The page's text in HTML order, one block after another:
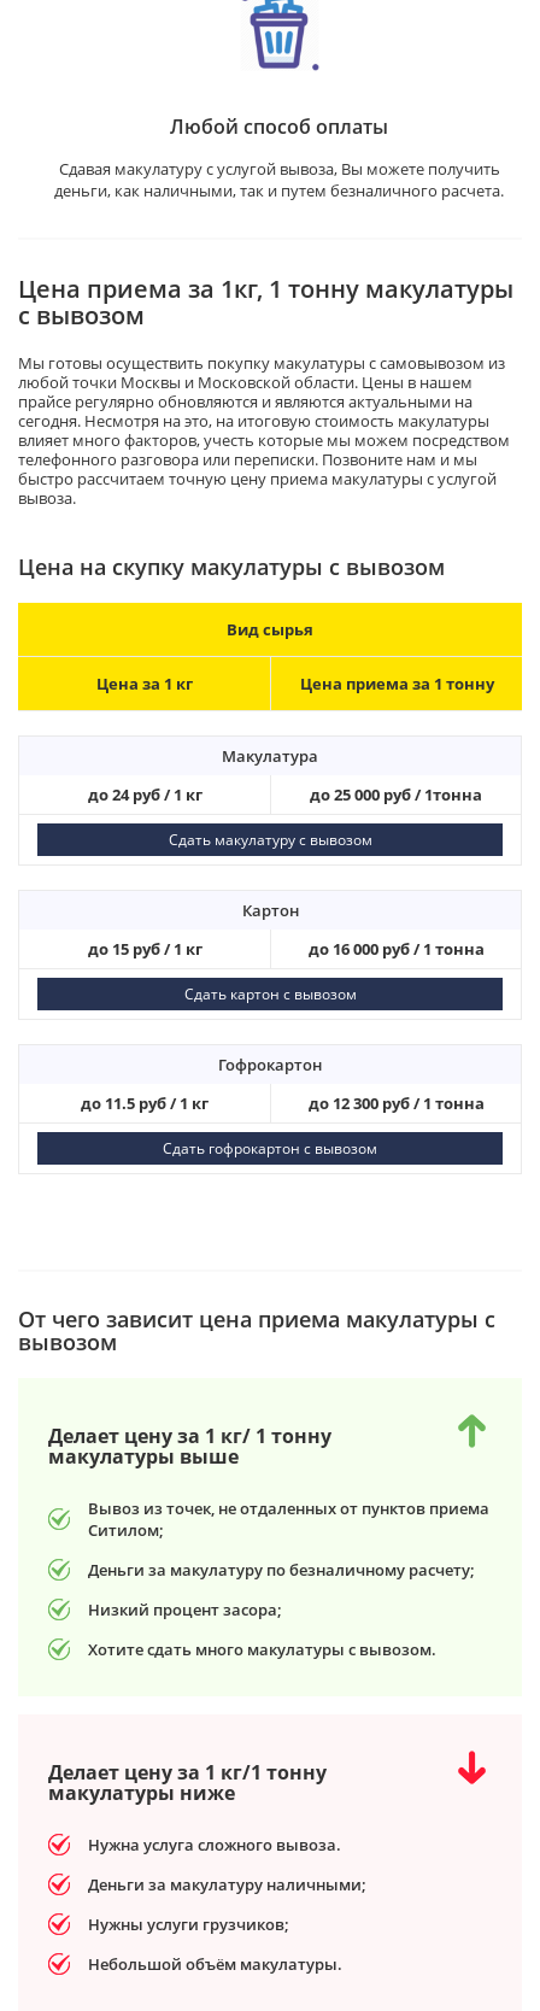
Любой способ оплаты
Сдавая макулатуру с услугой вывоза, Вы можете получить
деньги, как наличными, так и путем безналичного расчета.
Цена приема за 1кг, 1 тонну макулатуры
с вывозом
Мы готовы осуществить покупку макулатуры с самовывозом из
любой точки Москвы и Московской области. Цены в нашем
прайсе регулярно обновляются и являются актуальными на
сегодня. Несмотря на это, на итоговую стоимость макулатуры
влияет много факторов, учесть которые мы можем посредством
телефонного разговора или переписки. Позвоните нам и мы
быстро рассчитаем точную цену приема макулатуры с услугой
вывоза.
Цена на скупку макулатуры с вывозом
Вид сырья
Цена за 1 кг Цена приема за 1 тонну
Макулатура
до 24 руб / 1 кг
до 25 000 руб / 1тонна
Сдать макулатуру с вывозом
Картон
до 15 руб / 1 кг
до 16 000 руб / 1 тонна
Сдать картон с вывозом
Гофрокартон
до 11.5 руб / 1 кг
до 12 300 руб / 1 тонна
Сдать гофрокартон с вывозом
От чего зависит цена приема макулатуры с
вывозом
Делает цену за 1 кг/ 1 тонну
макулатуры выше
Вывоз из точек, не отдаленных от пунктов приема
Ситилом;
Деньги за макулатуру по безналичному расчету;
Низкий процент засора;
Хотите сдать много макулатуры с вывозом.
Делает цену за 1 кг/1 тонну
макулатуры ниже
Нужна услуга сложного вывоза.
Деньги за макулатуру наличными;
Нужны услуги грузчиков;
Небольшой объём макулатуры.